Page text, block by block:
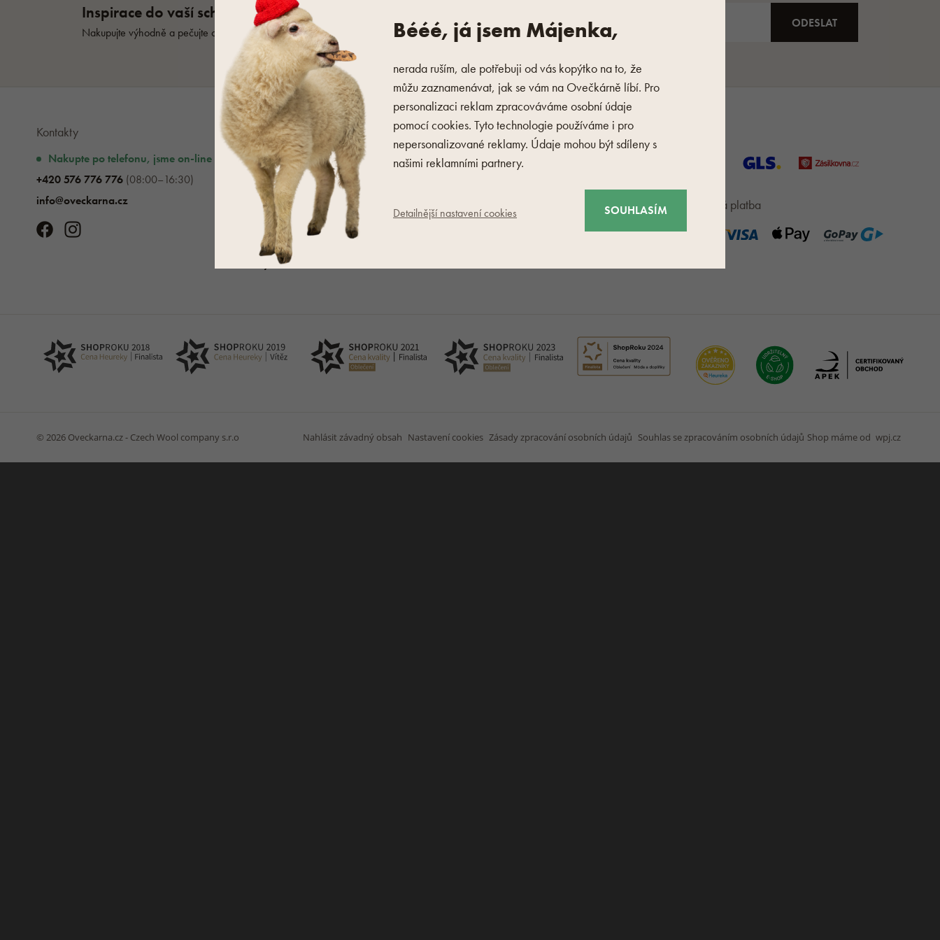
Kontakty
Nakupte po telefonu, jsme on-line
+420 576 776 776 (08:00–16:30)
info@oveckarna.cz
Vše o nákupu
Vše o nákupu
Vrácení zboží
Reklamace zboží
Doprava a platba
Obchodní podmínky
Slevy a akce
Důležité odkazy
Registrace
Udržitelnost
Ovečkárna
Rychlá a bezpečná platba
© 2026 Oveckarna.cz - Czech Wool company s.r.o Nahlásit závadný obsah Nastavení cookies Zásady zpracování osobních údajů Souhlas se zpracováním osobních údajů Shop máme od wpj.cz
Bééé, já jsem Májenka,
nerada ruším, ale potřebuji od vás kopýtko na to, že
můžu zaznamenávat, jak se vám na Ovečkárně líbí. Pro
personalizaci reklam zpracováváme osobní údaje
pomocí cookies. Tyto technologie používáme i pro
nepersonalizované reklamy. Údaje mohou být sdíleny s
našimi reklamními partnery.
Detailnější nastavení cookies SOUHLASÍM